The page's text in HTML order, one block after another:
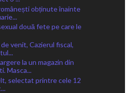
obținute înainte
două fete pe care le
venit, Cazierul fiscal,
la un magazin din
Masca...
selectat printre cele 12